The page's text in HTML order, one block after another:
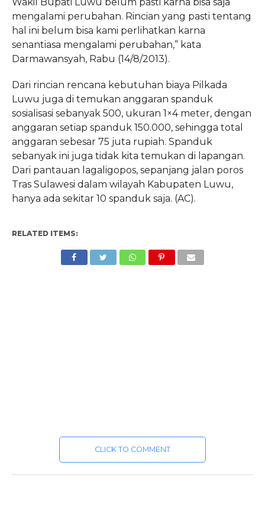
mengalami perubahan. Rincian yang pasti tentang
hal ini belum bisa kami perlihatkan karna
senantiasa mengalami perubahan,” kata
Darmawansyah, Rabu (14/8/2013).
Dari rincian rencana kebutuhan biaya Pilkada
Luwu juga di temukan anggaran spanduk
sosialisasi sebanyak 500, ukuran 1×4 meter, dengan
anggaran setiap spanduk 150.000, sehingga total
anggaran sebesar 75 juta rupiah. Spanduk
sebanyak ini juga tidak kita temukan di lapangan.
Dari pantauan lagaligopos, sepanjang jalan poros
Tras Sulawesi dalam wilayah Kabupaten Luwu,
hanya ada sekitar 10 spanduk saja. (AC).
RELATED ITEMS:
CLICK TO COMMENT